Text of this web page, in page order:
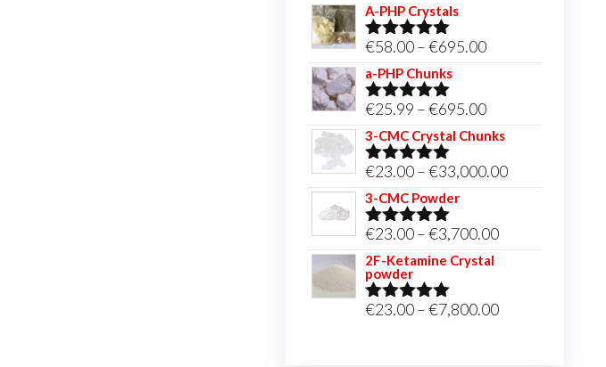
A-PHP Crystals
Rated5.00
out of 5
€58.00 –€695.00Price
through
€695.00
a-PHP Chunks
Rated5.00
out of 5
€25.99 –€695.00Price
range:
through
3-CMC Crystal Chunks
Rated5.00
out of 5
€23.00 –€33,000.00Price
3-CMC Powder
Rated5.00
out of 5
€23.00 –€3,700.00Price
through
2F-Ketamine Crystal
powder
Rated4.95
€23.00 –€7,800.00Price